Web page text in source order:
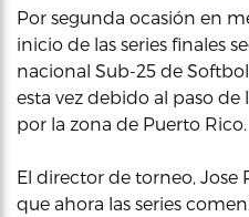
Por segunda ocasión en
inicio de las series finales
nacional Sub-25 de
esta vez debido al paso
por la zona de Puerto Rico.
El director de torneo, Jose
que ahora las series